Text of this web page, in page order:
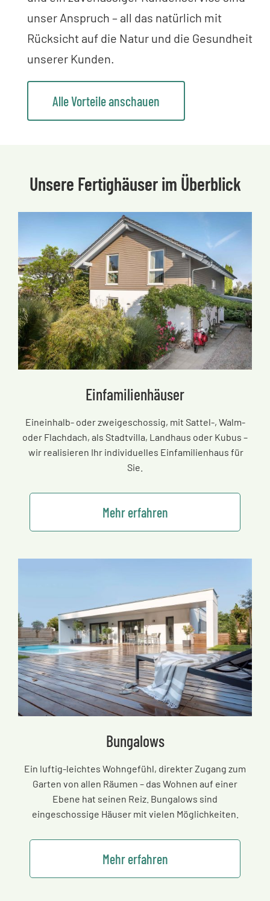
unser Anspruch – all das natürlich mit
Rücksicht auf die Natur und die Gesundheit
unserer Kunden.
Alle Vorteile anschauen
Unsere Fertighäuser im Überblick
Einfamilienhäuser
Eineinhalb- oder zweigeschossig, mit Sattel-, Walm-
oder Flachdach, als Stadtvilla, Landhaus oder Kubus –
wir realisieren Ihr individuelles Einfamilienhaus für
Sie.
Mehr erfahren
Bungalows
Ein luftig-leichtes Wohngefühl, direkter Zugang zum
Garten von allen Räumen – das Wohnen auf einer
Ebene hat seinen Reiz. Bungalows sind
eingeschossige Häuser mit vielen Möglichkeiten.
Mehr erfahren